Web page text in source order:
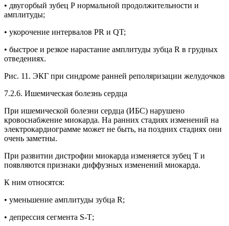
• двугорбый зубец Р нормальной продолжительности и
амплитуды;
• укорочение интервалов PR и QT;
• быстрое и резкое нарастание амплитуды зубца R в грудных
отведениях.
Рис. 11. ЭКГ при синдроме ранней реполяризации желудочков
7.2.6. Ишемическая болезнь сердца
При ишемической болезни сердца (ИБС) нарушено
кровоснабжение миокарда. На ранних стадиях изменений на
электрокардиограмме может не быть, на поздних стадиях они
очень заметны.
При развитии дистрофии миокарда изменяется зубец Т и
появляются признаки диффузных изменений миокарда.
К ним относятся:
• уменьшение амплитуды зубца R;
• депрессия сегмента S-Т;